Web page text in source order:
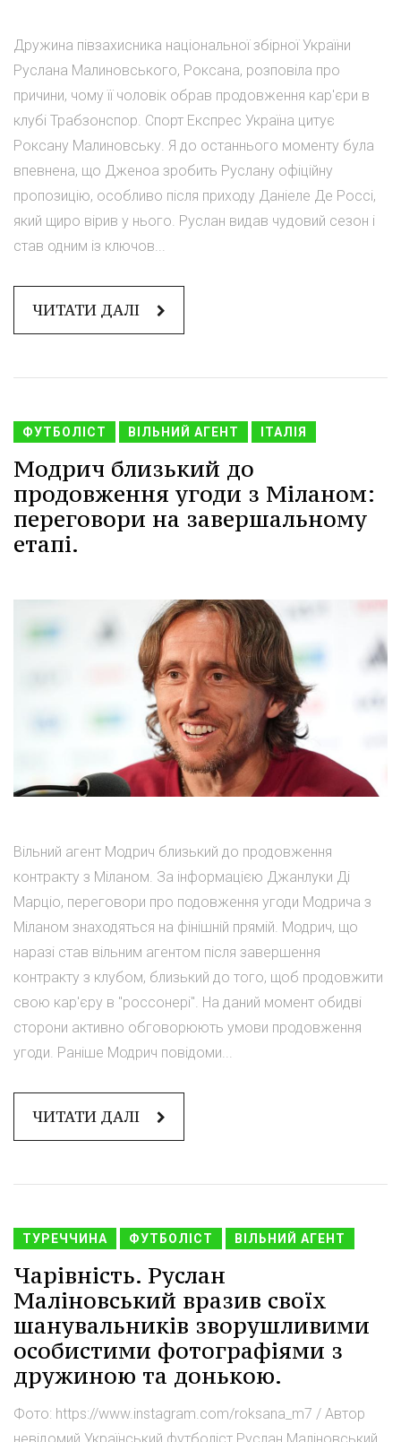
Дружина півзахисника національної збірної України
Руслана Малиновського, Роксана, розповіла про
причини, чому її чоловік обрав продовження кар'єри в
клубі Трабзонспор. Спорт Експрес Україна цитує
Роксану Малиновську. Я до останнього моменту була
впевнена, що Дженоа зробить Руслану офіційну
пропозицію, особливо після приходу Даніеле Де Россі,
який щиро вірив у нього. Руслан видав чудовий сезон і
став одним із ключов...
ЧИТАТИ ДАЛІ
ФУТБОЛІСТ ВІЛЬНИЙ АГЕНТ ІТАЛІЯ
Модрич близький до
продовження угоди з Міланом:
переговори на завершальному
етапі.
Вільний агент Модрич близький до продовження
контракту з Міланом. За інформацією Джанлуки Ді
Марціо, переговори про подовження угоди Модрича з
Міланом знаходяться на фінішній прямій. Модрич, що
наразі став вільним агентом після завершення
контракту з клубом, близький до того, щоб продовжити
свою кар'єру в "россонері". На даний момент обидві
сторони активно обговорюють умови продовження
угоди. Раніше Модрич повідоми...
ЧИТАТИ ДАЛІ
ТУРЕЧЧИНА ФУТБОЛІСТ ВІЛЬНИЙ АГЕНТ
Чарівність. Руслан
Маліновський вразив своїх
шанувальників зворушливими
особистими фотографіями з
дружиною та донькою.
Фото: https://www.instagram.com/roksana_m7 / Автор